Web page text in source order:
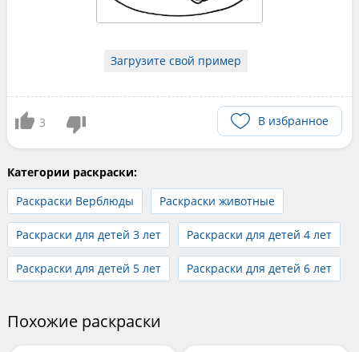
Загрузите свой пример
3 В избранное
Категории раскраски:
Раскраски Верблюды
Раскраски животные
Раскраски для детей 3 лет Раскраски для детей 4 лет
Раскраски для детей 5 лет Раскраски для детей 6 лет
Похожие раскраски